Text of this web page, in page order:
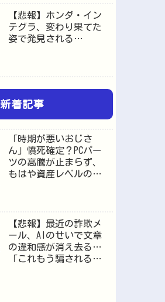
【悲報】ホンダ・イン
テグラ、変わり果てた
姿で発見される…
新着記事
「時期が悪いおじさ
ん」憤死確定？PCパー
ツの高騰が止まらず、
もはや資産レベルの価
【悲報】最近の詐欺メ
ール、AIのせいで文章
の違和感が消え去る…
「これもう騙されるや